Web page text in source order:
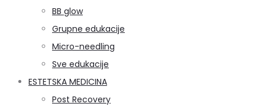
BB glow
Grupne edukacije
Micro-needling
Sve edukacije
ESTETSKA MEDICINA
Post Recovery